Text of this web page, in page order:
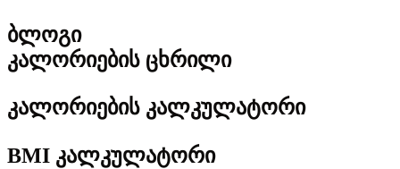
ბლოგი
კალორიების ცხრილი
კალორიების კალკულატორი
BMI კალკულატორი